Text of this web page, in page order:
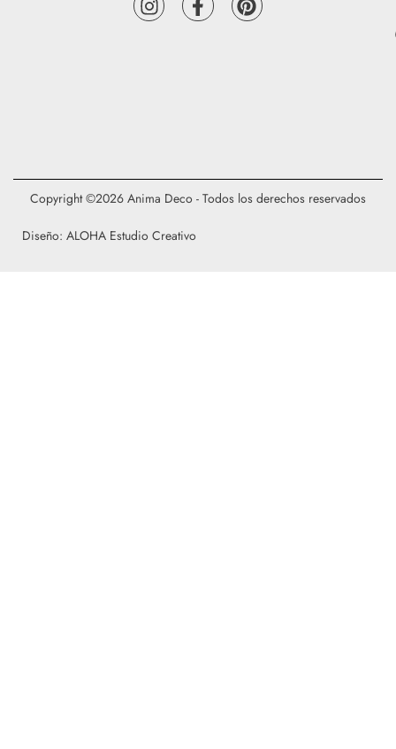
Diseño: ALOHA Estudio Creativo
Copyright ©2026 Anima Deco - Todos los derechos reservados